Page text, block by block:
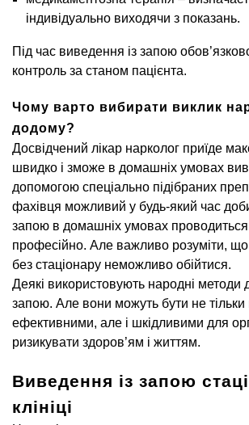
індивідуально виходячи з показань.
Під час виведення із запою
контроль за станом пацієнта.
Чому варто вибирати виклик
додому?
Досвідчений лікар нарколог приїде
швидко і зможе в домашніх умовах
допомогою спеціально підібраних
фахівця можливий у будь-який час
запою в домашніх умовах
професійно. Але важливо розуміти, що
без стаціонару неможливо обійтися.
Деякі використовують народні методи
запою. Але вони можуть бути не тільки
ефективними, але і шкідливими для
ризикувати здоров’ям і життям.
Виведення із запою
клініці